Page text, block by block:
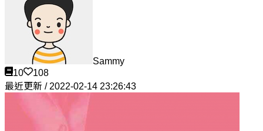
Sammy
10
108
最近更新 / 2022-02-14 23:26:43